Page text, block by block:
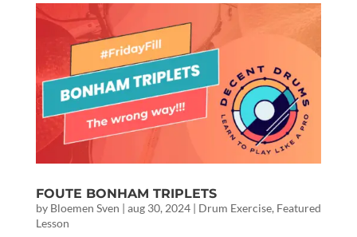
FOUTE BONHAM TRIPLETS
by Bloemen Sven | aug 30, 2024| Drum Exercise, Featured
Lesson